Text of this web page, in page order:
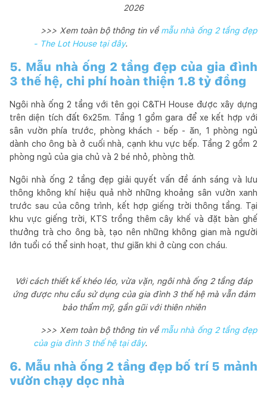
2026
>>> Xem toàn bộ thông tin vềmẫu nhà ống 2 tầng đẹp
- The Lot House tại đây.
5. Mẫu nhà ống 2 tầng đẹp của gia đình
3 thế hệ, chi phí hoàn thiện 1.8 tỷ đồng
Ngôi nhà ống 2 tầng với tên gọi C&TH House được xây dựng
trên diện tích đất 6x25m. Tầng 1 gồm gara để xe kết hợp với
sân vườn phía trước, phòng khách - bếp - ăn, 1 phòng ngủ
dành cho ông bà ở cuối nhà, cạnh khu vực bếp. Tầng 2 gồm 2
phòng ngủ của gia chủ và 2 bé nhỏ, phòng thờ.
Ngôi nhà ống 2 tầng đẹp giải quyết vấn đề ánh sáng và lưu
thông không khí hiệu quả nhờ những khoảng sân vườn xanh
trước sau của công trình, kết hợp giếng trời thông tầng. Tại
khu vực giếng trời, KTS trồng thêm cây khế và đặt bàn ghế
thưởng trà cho ông bà, tạo nên những không gian mà người
lớn tuổi có thể sinh hoạt, thư giãn khi ở cùng con cháu.
Với cách thiết kế khéo léo, vừa vặn, ngôi nhà ống 2 tầng đáp
ứng được nhu cầu sử dụng của gia đình 3 thế hệ mà vẫn đảm
bảo thẩm mỹ, gần gũi với thiên nhiên
>>> Xem toàn bộ thông tin vềmẫu nhà ống 2 tầng đẹp
của gia đình 3 thế hệ tại đây.
6. Mẫu nhà ống 2 tầng đẹp bố trí 5 mảnh
vườn chạy dọc nhà